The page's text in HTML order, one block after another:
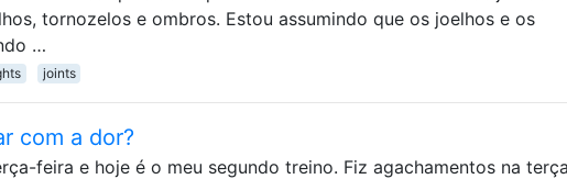
tornozelos e ombros. Estou assumindo que os joelhos e os
…
joints
com a dor?
feira e hoje é o meu segundo treino. Fiz agachamentos na